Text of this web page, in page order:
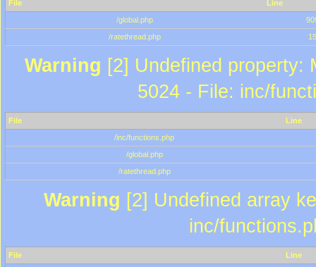
File
Line
/global.php
/ratethread.php
15
Warning [2] Undefined property:
5024 - File: inc/
File
Line
/inc/functions.php
/global.php
/ratethread.php
Warning [2] Undefined array
inc/
File
Line